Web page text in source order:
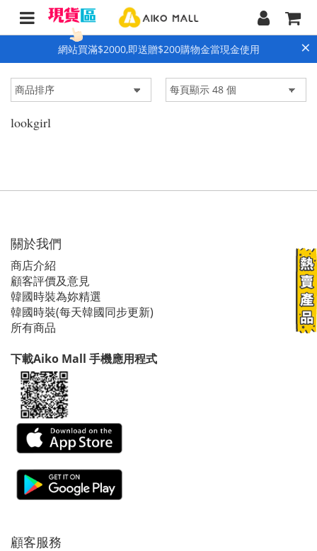
網站買滿$2000,即送贈$200購物金當現金使用 ×
lookgirl
關於我們
商店介紹
顧客評價及意見
韓國時裝為妳精選
韓國時裝(每天韓國同步更新)
所有商品
下載Aiko Mall 手機應用程式
顧客服務